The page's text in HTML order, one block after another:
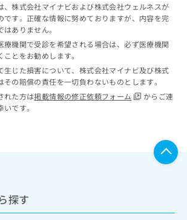
、株式会社マイナビおよび株式会社ウェルネスが
です。正確な情報に努めておりますが、内容を完
ありません。
療機関で受診を希望される場合は、必ず医療機関
とをお勧めします。
生じた損害について、株式会社マイナビ及び株式
の賠償の責任を一切負わないものとします。
れた方は掲載情報の修正依頼フォーム
からご連
です。
探す